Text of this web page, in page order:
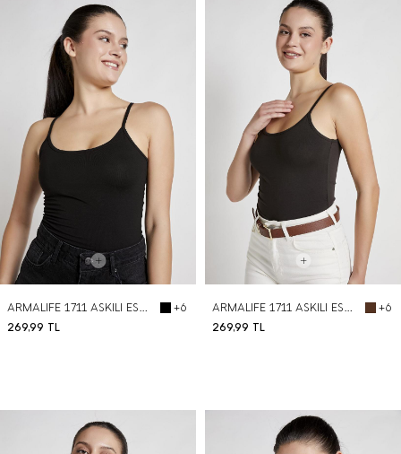
BEDEN SEÇ BEDEN SEÇ
BEDEN SEÇ
ARMALIFE 1711 ASKILI ESNEK PAMUK KADIN ATLET
+6
269,99 TL
BEDEN SEÇ
ARMALIFE 1711 ASKILI ESNEK PAMUK KADIN ATLET
+6
269,99 TL